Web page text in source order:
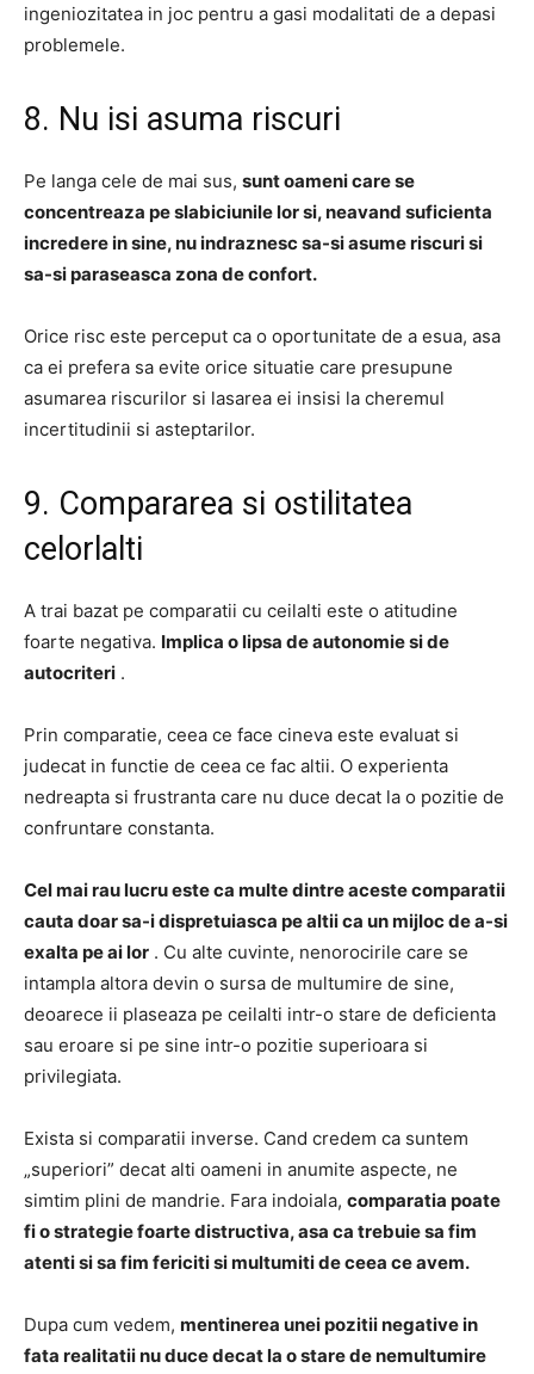
ingeniozitatea in joc pentru a gasi modalitati de a depasi
problemele.
8. Nu isi asuma riscuri
Pe langa cele de mai sus, sunt oameni care se
concentreaza pe slabiciunile lor si, neavand suficienta
incredere in sine, nu indraznesc sa-si asume riscuri si
sa-si paraseasca zona de confort.
Orice risc este perceput ca o oportunitate de a esua, asa
ca ei prefera sa evite orice situatie care presupune
asumarea riscurilor si lasarea ei insisi la cheremul
incertitudinii si asteptarilor.
9. Compararea si ostilitatea
celorlalti
A trai bazat pe comparatii cu ceilalti este o atitudine
foarte negativa. Implica o lipsa de autonomie si de
autocriteri .
Prin comparatie, ceea ce face cineva este evaluat si
judecat in functie de ceea ce fac altii. O experienta
nedreapta si frustranta care nu duce decat la o pozitie de
confruntare constanta.
Cel mai rau lucru este ca multe dintre aceste comparatii
cauta doar sa-i dispretuiasca pe altii ca un mijloc de a-si
exalta pe ai lor . Cu alte cuvinte, nenorocirile care se
intampla altora devin o sursa de multumire de sine,
deoarece ii plaseaza pe ceilalti intr-o stare de deficienta
sau eroare si pe sine intr-o pozitie superioara si
privilegiata.
Exista si comparatii inverse. Cand credem ca suntem
„superiori” decat alti oameni in anumite aspecte, ne
simtim plini de mandrie. Fara indoiala, comparatia poate
fi o strategie foarte distructiva, asa ca trebuie sa fim
atenti si sa fim fericiti si multumiti de ceea ce avem.
Dupa cum vedem, mentinerea unei pozitii negative in
fata realitatii nu duce decat la o stare de nemultumire